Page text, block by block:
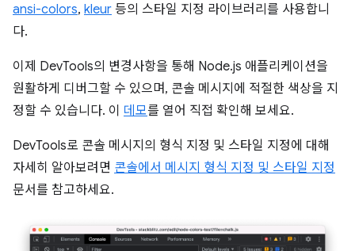
ansi-colors, kleur 등의 스타일 지정 라이브러리를 사용합니
다.
이제 DevTools의 변경사항을 통해 Node.js 애플리케이션을
원활하게 디버그할 수 있으며, 콘솔 메시지에 적절한 색상을 지
정할 수 있습니다. 이 데모를 열어 직접 확인해 보세요.
DevTools로 콘솔 메시지의 형식 지정 및 스타일 지정에 대해
자세히 알아보려면 콘솔에서 메시지 형식 지정 및 스타일 지정
문서를 참고하세요.